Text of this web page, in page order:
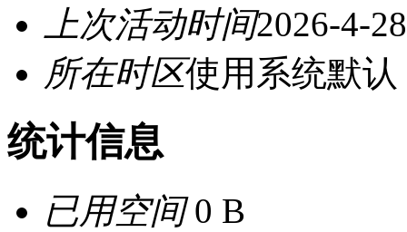
上次活动时间2026-4-
所在时区使用系统默认
统计信息
已用空间0 B